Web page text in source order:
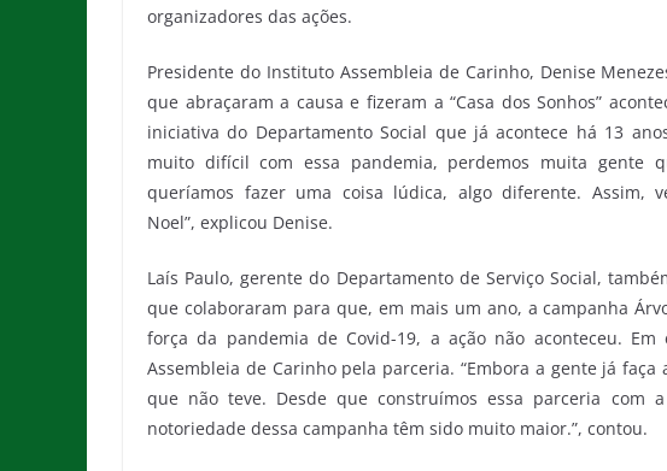
organizadores das ações.
Presidente do Instituto Assembleia de Carinho, Denise
que abraçaram a causa e fizeram a “Casa dos Sonhos”
iniciativa do Departamento Social que já acontece há 13
muito difícil com essa pandemia, perdemos muita gente
queríamos fazer uma coisa lúdica, algo diferente. Assim,
Noel”, explicou Denise.
Laís Paulo, gerente do Departamento de Serviço Social,
que colaboraram para que, em mais um ano, a campanha
força da pandemia de Covid-19, a ação não aconteceu.
Assembleia de Carinho pela parceria. “Embora a gente já
que não teve. Desde que construímos essa parceria com
notoriedade dessa campanha têm sido muito maior.”, contou.